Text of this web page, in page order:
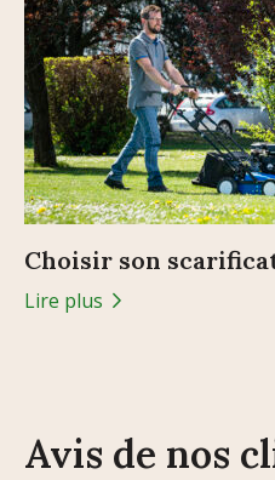
Choisir son
Lire plus
Avis de nos